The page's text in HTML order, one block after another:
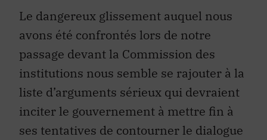
Le dangereux glissement auquel nous
avons été confrontés lors de notre
passage devant la Commission des
institutions nous semble se rajouter à la
liste d’arguments sérieux qui devraient
inciter le gouvernement à mettre fin à
ses tentatives de contourner le dialogue